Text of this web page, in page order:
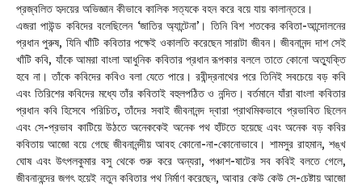
প্রজ্বলিত হৃদয়ের অভিজ্ঞান কীভাবে কালিক সত্যকে বহন করে বয়ে যায় কালান্তরে।
এজরা পাউন্ড কবিদের বলেছিলেন ‘জাতির অ্যান্টেনা’। তিনি বিশ শতকের কবিতা-আন্দোলনের
প্রধান পুরুষ, যিনি খাঁটি কবিতার পক্ষেই ওকালতি করেছেন সারাটা জীবন। জীবনানন্দ দাশ সেই
খাঁটি কবি, যাঁকে আমরা বাংলা আধুনিক কবিতার প্রধান রূপকার বললে তাতে কোনো অত্যুক্তি
হবে না। তাঁকে কবিদের কবিও বলা যেতে পারে। রবীন্দ্রনাথের পরে তিনিই সবচেয়ে বড় কবি
এবং তিরিশের কবিদের মধ্যে তাঁর কবিতাই বহুলপঠিত ও নন্দিত। বর্তমানে যাঁরা বাংলা কবিতার
প্রধান কবি হিসেবে পরিচিত, তাঁদের সবাই জীবনানন্দ দ্বারা প্রাথমিকভাবে প্রভাবিত ছিলেন
এবং সে-প্রভাব কাটিয়ে উঠতে অনেককেই অনেক পথ হাঁটতে হয়েছে এবং অনেক বড় কবির
কবিতায় আজো বয়ে গেছে জীবনানন্দীয় আবহ কোনো-না-কোনোভাবে। শামসুর রাহমান, শঙ্খ
ঘোষ এবং উৎপলকুমার বসু থেকে শুরু করে অন্যরা, পঞ্চাশ-ষাটের সব কবিই বলতে গেলে,
জীবনানন্দের জগৎ হয়েই নতুন কবিতার পথ নির্মাণ করেছেন, আবার কেউ কেউ সে-চেষ্টায় আজো